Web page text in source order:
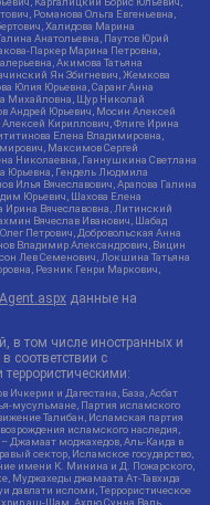
Романова Ольга Евгеньевна,
Халидова Марина
Анатольевна, Паутов Юрий
Паркер Марина Петровна,
Акимова Татьяна
Ян Збигневич, Жемкова
Юлия Юрьевна, Саранг Анна
Михайловна, Щур Николай
Андрей Юрьевич, Мосин Алексей
Кириллович, Флиге Ирина
Елена Владимировна,
Максимов Сергей
Николаевна, Ганнушкина Светлана
Юрьевна, Гендель Людмила
Илья Вячеславович, Арапова Галина
Юрьевич, Шахова Елена
Ирина Вячеславовна, Литинский
Вячеслав Иванович, Шабад
Петрович, Добровольская Анна
Владимир Александрович, Вицин
Лев Семенович, Локшина Татьяна
Резник Генри Маркович,
данные на
в том числе иностранных и
соответствии с
и Дагестана, База, Асбат
мусульмане, Партия исламского
Талибан, Исламская партия
исламского наследия,
Джамаат моджахедов, Аль-Каида в
сектор, Исламское государство,
имени К. Минина и Д. Пожарского,
Муджахеды джамаата Ат-Тавхида
давлати исломи, Террористическое
аш-Шам, Ахлю Сунна Валь